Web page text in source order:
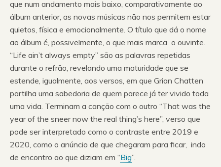
que num andamento mais baixo, comparativamente ao
álbum anterior, as novas músicas não nos permitem estar
quietos, física e emocionalmente. O título que dá o nome
ao álbum é, possivelmente, o que mais marca o ouvinte.
“Life ain’t always empty” são as palavras repetidas
durante o refrão, revelando uma maturidade que se
estende, igualmente, aos versos, em que Grian Chatten
partilha uma sabedoria de quem parece já ter vivido toda
uma vida. Terminam a canção com o outro “That was the
year of the sneer now the real thing’s here”, verso que
pode ser interpretado como o contraste entre 2019 e
2020, como o anúncio de que chegaram para ficar, indo
de encontro ao que diziam em “Big”.